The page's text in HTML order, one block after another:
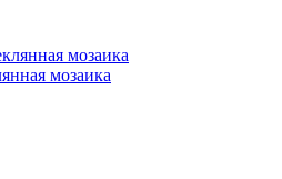
мозаика